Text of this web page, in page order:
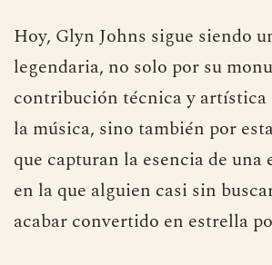
Hoy, Glyn Johns sigue siendo
legendaria, no solo por su
contribución técnica y artística
la música, sino también por
que capturan la esencia de
en la que alguien casi sin
acabar convertido en estrella